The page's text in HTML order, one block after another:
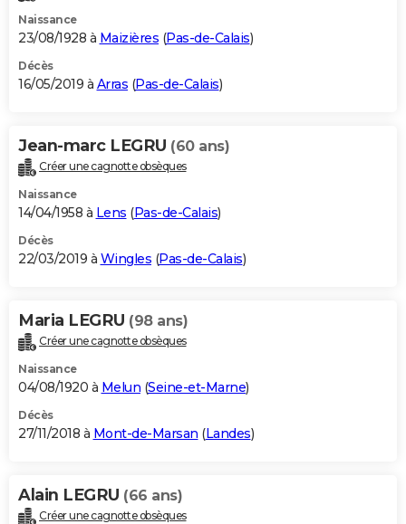
Naissance
23/08/1928 à Maizières (Pas-de-Calais)
Décès
16/05/2019 à Arras (Pas-de-Calais)
Jean-marc LEGRU (60 ans)
Créer une cagnotte obsèques
Naissance
14/04/1958 à Lens (Pas-de-Calais)
Décès
22/03/2019 à Wingles (Pas-de-Calais)
Maria LEGRU (98 ans)
Créer une cagnotte obsèques
Naissance
04/08/1920 à Melun (Seine-et-Marne)
Décès
27/11/2018 à Mont-de-Marsan (Landes)
Alain LEGRU (66 ans)
Créer une cagnotte obsèques